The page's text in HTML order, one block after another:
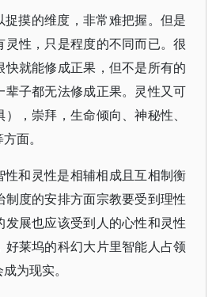
捉摸的维度，非常难把握。但是
性，只是程度的不同而已。很
快就能修成正果，但不是所有的
辈子都无法修成正果。灵性又可
，崇拜，生命倾向、神秘性、
面。
性和灵性是相辅相成且互相制衡
制度的安排方面宗教要受到理性
发展也应该受到人的心性和灵性
好莱坞的科幻大片里智能人占领
为现实。